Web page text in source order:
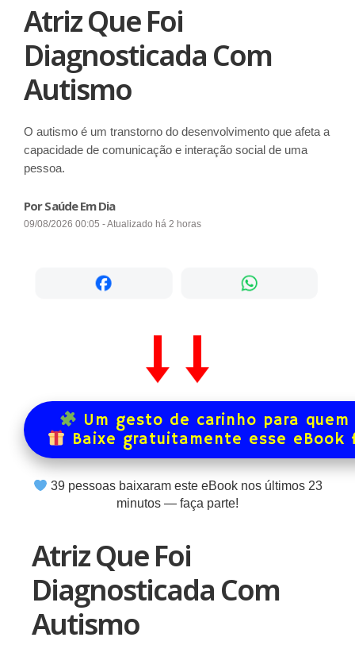
Atriz Que Foi
Diagnosticada Com
Autismo
O autismo é um transtorno do desenvolvimento que afeta a
capacidade de comunicação e interação social de uma
pessoa.
Por Saúde Em Dia
09/08/2026 00:05 - Atualizado há 2 horas
Um gesto de carinho para
Baixe gratuitamente esse
39pessoas baixaram este eBook nos últimos 23
minutos — faça parte!
Atriz Que Foi
Diagnosticada Com
Autismo